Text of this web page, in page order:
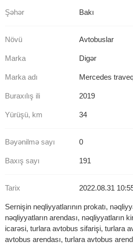
Şəhər Bakı
Növü Avtobuslar
Marka Digər
Marka adı Mercedes
Buraxılış ili 2019
Yürüşü, km 34
Bəyənilmə sayı 0
Baxış sayı 191
Tarix 2022.08.31
Sernişin neqliyyatlarının prokatı,
nəqliyyatların arendası, nəqliyyatların
icarəsi, turlara avtobus sifarişi, turlara
avtobus arendası, turlara avtobus